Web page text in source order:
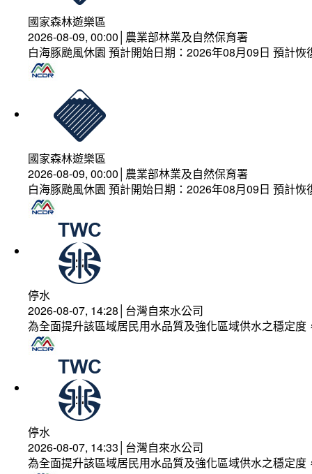
國家森林遊樂區
2026-08-09, 00:00│農業部林業及自然保育署
白海豚颱風休園 預計開始日期：2026年08月09日 預計
國家森林遊樂區
2026-08-09, 00:00│農業部林業及自然保育署
白海豚颱風休園 預計開始日期：2026年08月09日 預計
停水
2026-08-07, 14:28│台灣自來水公司
為全面提升該區域居民用水品質及強化區域供水之穩定
停水
2026-08-07, 14:33│台灣自來水公司
為全面提升該區域居民用水品質及強化區域供水之穩定